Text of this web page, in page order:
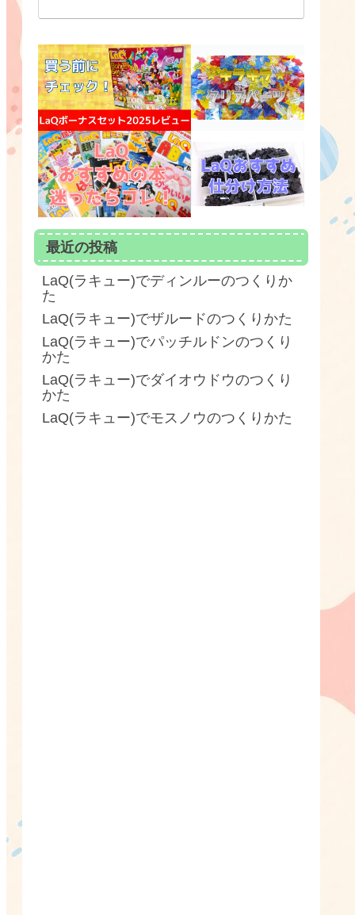
最近の投稿
LaQ(ラキュー)でディンルーのつくりか
た
LaQ(ラキュー)でザルードのつくりかた
LaQ(ラキュー)でパッチルドンのつくり
かた
LaQ(ラキュー)でダイオウドウのつくり
かた
LaQ(ラキュー)でモスノウのつくりかた